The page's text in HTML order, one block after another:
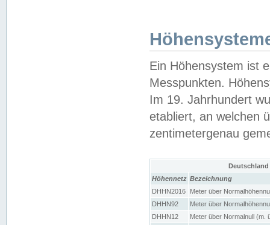
Ein Höhensystem ist
Messpunkten.
Im 19. Jahrhundert
etabliert, an welchen
zentimetergenau
Höhennetz Bezeichnung
DHHN2016
Meter über
DHHN92
Meter über
DHHN12
Meter über Normalnull (m.